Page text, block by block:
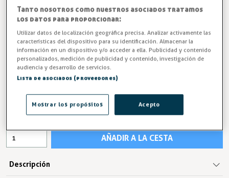
Suplemento en altura para cesta de 16 compartimentos
para vasos. Medida 500x500x40mm. GASTROEQUIP LV-
SCV16. Apta para altas temperaturas y resistente a
detergentes.
Entrega en 24/48h
11,50 €
IVA excl. 9,50€
AÑADIR A LA CESTA
Descripción
Tanto nosotros como nuestros asociados tratamos
los datos para proporcionar:
Utilizar datos de localización geográfica precisa. Analizar activamente las
características del dispositivo para su identificación. Almacenar la
información en un dispositivo y/o acceder a ella. Publicidad y contenido
personalizados, medición de publicidad y contenido, investigación de
audiencia y desarrollo de servicios.
Lista de asociados (proveedores)
Acepto
Mostrar los propósitos